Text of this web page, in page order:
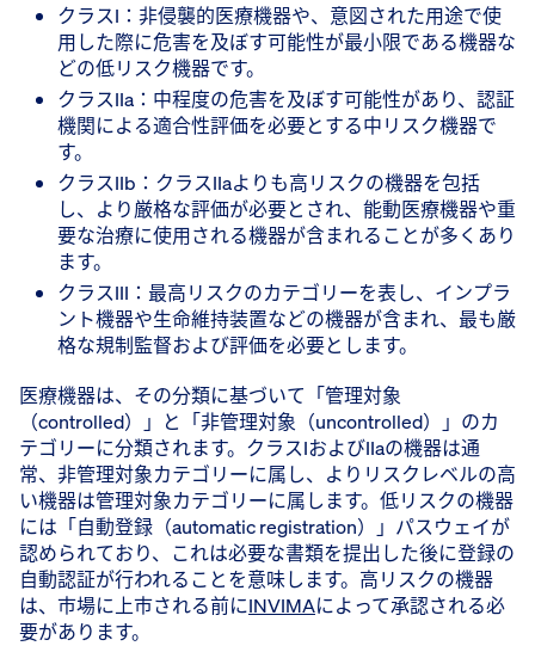
クラスI：非侵襲的医療機器や、意図された用途で使
用した際に危害を及ぼす可能性が最小限である機器な
どの低リスク機器です。
クラスIIa：中程度の危害を及ぼす可能性があり、認証
機関による適合性評価を必要とする中リスク機器で
す。
クラスIIb：クラスIIaよりも高リスクの機器を包括
し、より厳格な評価が必要とされ、能動医療機器や重
要な治療に使用される機器が含まれることが多くあり
ます。
クラスIII：最高リスクのカテゴリーを表し、インプラ
ント機器や生命維持装置などの機器が含まれ、最も厳
格な規制監督および評価を必要とします。
医療機器は、その分類に基づいて「管理対象
（controlled）」と「非管理対象（uncontrolled）」のカ
テゴリーに分類されます。クラスIおよびIIaの機器は通
常、非管理対象カテゴリーに属し、よりリスクレベルの高
い機器は管理対象カテゴリーに属します。低リスクの機器
には「自動登録（automatic registration）」パスウェイが
認められており、これは必要な書類を提出した後に登録の
自動認証が行われることを意味します。高リスクの機器
は、市場に上市される前にINVIMAによって承認される必
要があります。